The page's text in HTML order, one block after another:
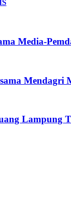
Media-
Mendagri
Lampung